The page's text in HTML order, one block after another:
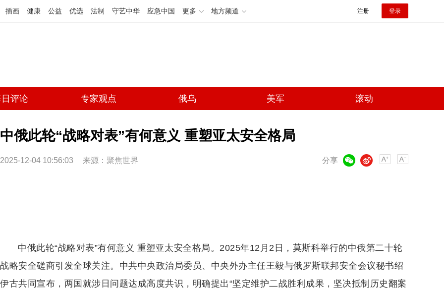
插画 健康 公益 优选 法制 守艺中华 应急中国 更多 地方频道 注册 登录
评论 专家观点 俄乌 美军 滚动
中俄此轮“战略对表”有何意义 重塑亚太安全格局
2025-12-04 10:56:03 来源： 聚焦世界 分享
微博
中俄此轮“战略对表”有何意义 重塑亚太安全格局。2025年12月2日，莫斯科举行的中俄第二十轮
战略安全磋商引发全球关注。中共中央政治局委员、中央外办主任王毅与俄罗斯联邦安全会议秘书绍
伊古共同宣布，两国就涉日问题达成高度共识，明确提出“坚定维护二战胜利成果，坚决抵制历史翻案